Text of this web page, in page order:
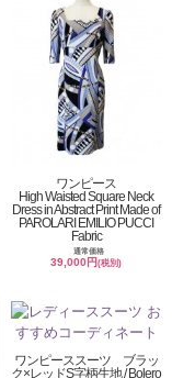
ワンピース
High Waisted Square Neck
Dress in Abstract Print Made of
PAROLARI EMILIO PUCCI
Fabric
通常価格
39,000円(税別)
ワンピーススーツ ブラッ
ク×レッドS字柄生地 / Bolero